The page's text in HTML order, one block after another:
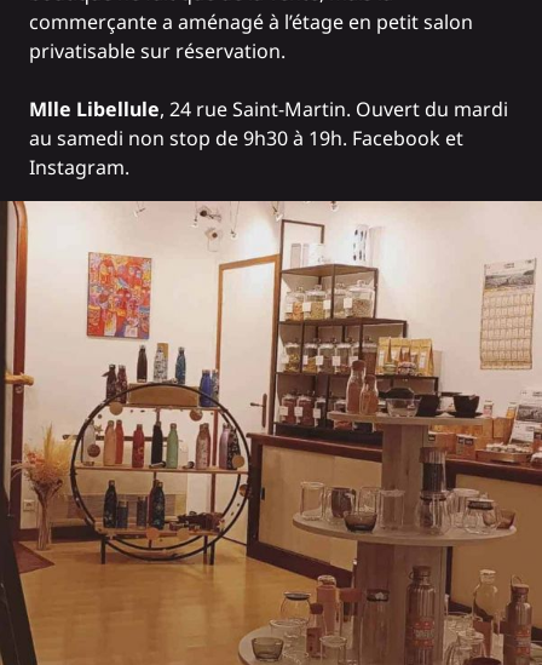
commerçante a aménagé à l’étage en petit salon
privatisable sur réservation.
Mlle Libellule, 24 rue Saint-Martin. Ouvert du mardi
au samedi non stop de 9h30 à 19h. Facebook et
Instagram.